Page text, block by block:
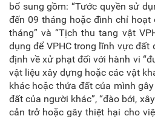
bổ sung gồm: “Tước quyền sử
đến 09 tháng hoặc đình chỉ
tháng” và “Tịch thu tang vật
dụng để VPHC trong lĩnh vực đất
định về xử phạt đối với hành vi
vật liệu xây dựng hoặc các vật
khác hoặc thửa đất của mình
đất của người khác”, “đào bới,
cản trở hoặc gây thiệt hại cho